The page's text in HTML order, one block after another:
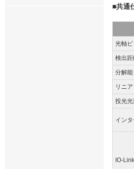
■共通
光軸ピ
検出
分解能
リニ
投光
イン
IO-Link